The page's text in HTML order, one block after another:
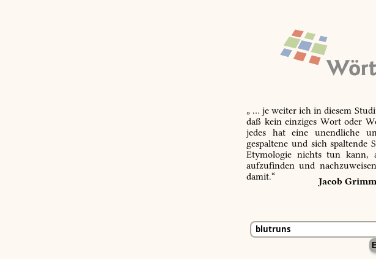
„ … je weiter ich in diesem
daß kein einziges Wort oder
jedes hat eine unendliche
gespaltene und sich spaltende
Etymologie nichts tun kann,
aufzufinden und
damit.“
Jacob